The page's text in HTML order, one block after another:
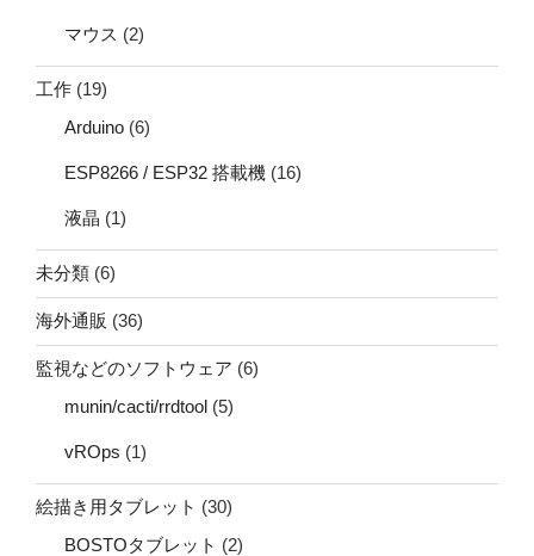
マウス (2)
工作 (19)
Arduino (6)
ESP8266 / ESP32 搭載機 (16)
液晶 (1)
未分類 (6)
海外通販 (36)
監視などのソフトウェア (6)
munin/cacti/rrdtool (5)
vROps (1)
絵描き用タブレット (30)
BOSTOタブレット (2)